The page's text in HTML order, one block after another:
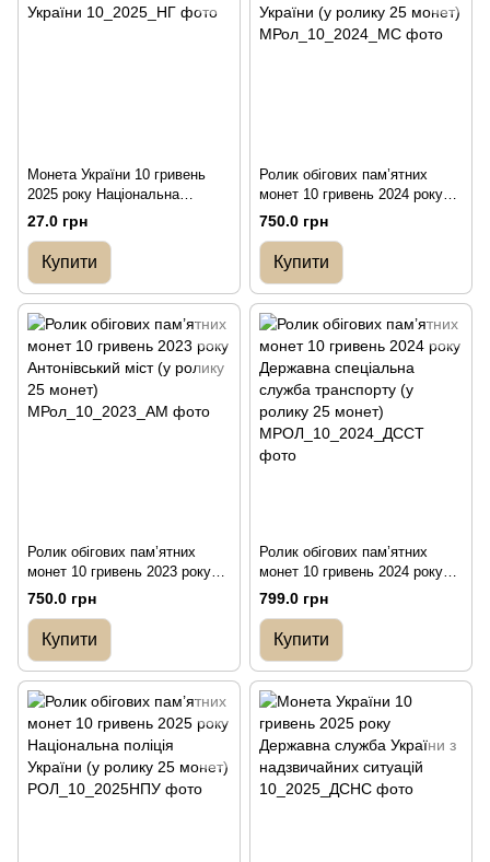
Монета України 10 гривень
2025 року Національна
гвардія України
27.0 грн
Купити
Ролик обігових пам’ятних
монет 10 гривень 2024 року
Медичні сили Збройних Сил
України (у ролику 25 монет)
750.0 грн
Купити
Ролик обігових пам’ятних
монет 10 гривень 2023 року
Антонівський міст (у ролику
25 монет)
750.0 грн
Купити
Ролик обігових пам’ятних
монет 10 гривень 2024 року
Державна спеціальна служба
транспорту (у ролику 25
монет)
799.0 грн
Купити